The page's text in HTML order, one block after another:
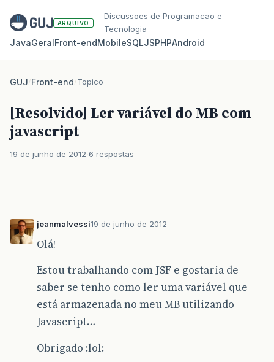
ARQUIVO
Discussoes de Programacao e
Tecnologia
JavaGeralFront‑endMobileSQLJSPHPAndroid
GUJ/Front-end/Topico
[Resolvido] Ler variável do MB com
javascript
19 de junho de 2012 6 respostas
jeanmalvessi19 de junho de 2012
Olá!
Estou trabalhando com JSF e gostaria de
saber se tenho como ler uma variável que
está armazenada no meu MB utilizando
Javascript…
Obrigado :lol: